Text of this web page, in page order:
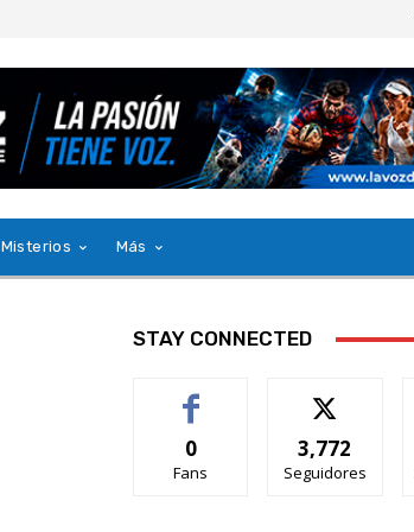
Misterios Más
STAY CONNECTED
0
Fans
3,772
Seguidores